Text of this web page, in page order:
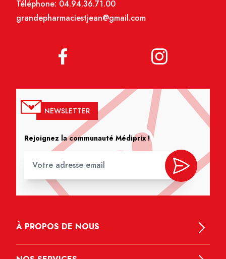
Téléphone: 04.94.36.71.00
grandepharmaciestjean@gmail.com
NEWSLETTER
Rejoignez la communauté Médiprix !
À PROPOS DE NOUS